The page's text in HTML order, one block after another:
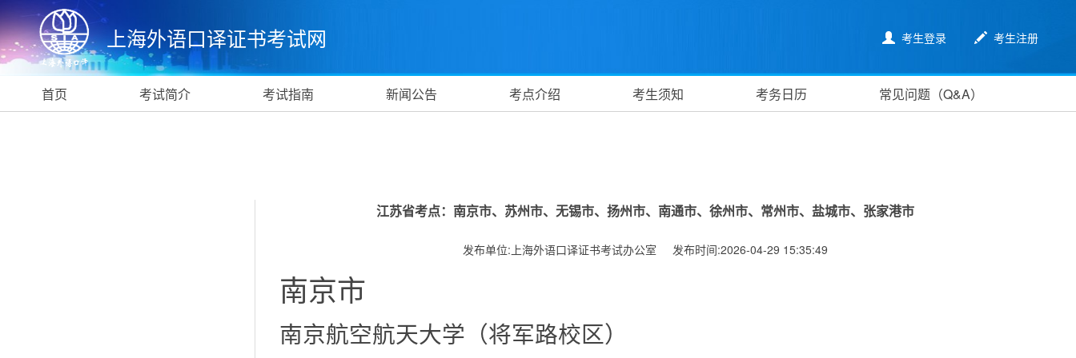
上海外语口译证书考试网 考生登录 考生注册
首页 考试简介 考试指南 新闻公告 考点介绍 考生须知 考务日历 常见问题（Q&A）
江苏省考点：南京市、苏州市、无锡市、扬州市、南通市、徐州市、常州市、盐城市、张家港市
发布单位:上海外语口译证书考试办公室 发布时间:2026-04-29 15:35:49
南京市
南京航空航天大学（将军路校区）